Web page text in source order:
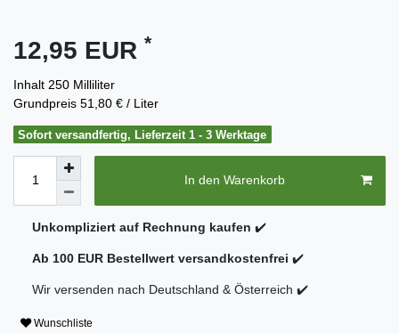
12,95 EUR *
Inhalt 250 Milliliter
Grundpreis 51,80 € / Liter
Sofort versandfertig, Lieferzeit 1 - 3 Werktage
In den Warenkorb
Unkompliziert auf Rechnung kaufen ✔️
Ab 100 EUR Bestellwert versandkostenfrei ✔️
Wir versenden nach Deutschland & Österreich ✔️
Wunschliste